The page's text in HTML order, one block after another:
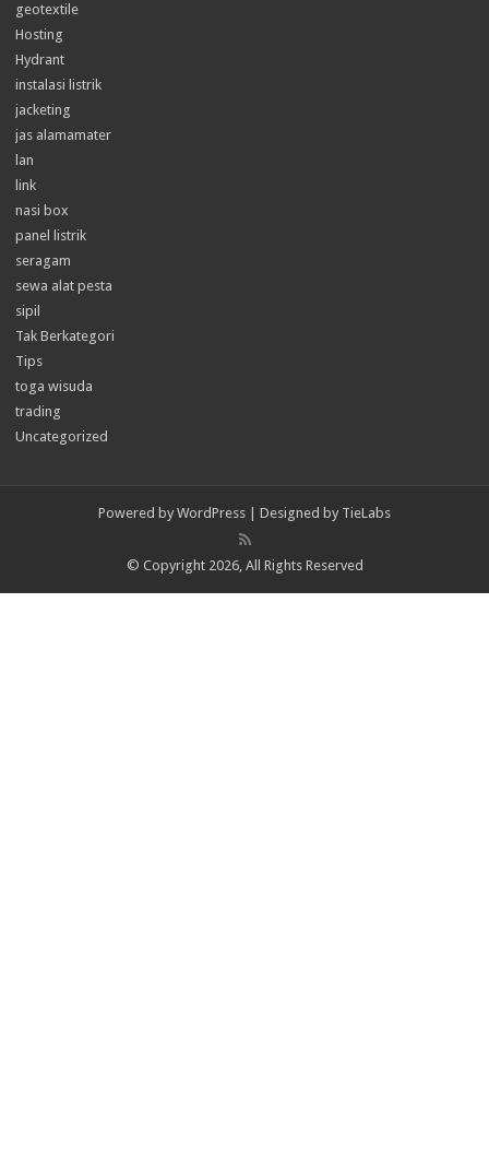
geotextile
Hosting
Hydrant
instalasi listrik
jacketing
jas alamamater
lan
link
nasi box
panel listrik
seragam
sewa alat pesta
sipil
Tak Berkategori
Tips
toga wisuda
trading
Uncategorized
Powered by WordPress | Designed by TieLabs
© Copyright 2026, All Rights Reserved